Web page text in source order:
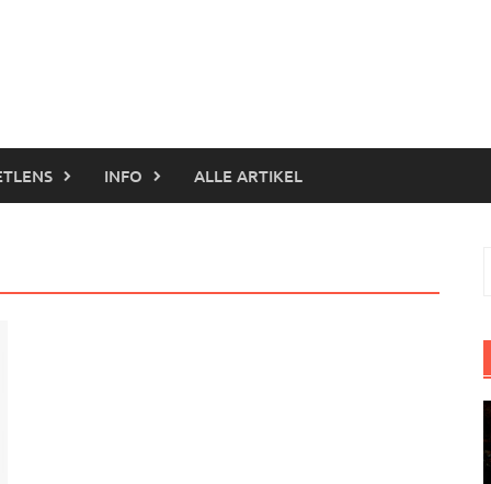
INFO ALLE ARTIKEL